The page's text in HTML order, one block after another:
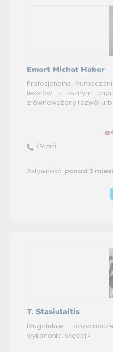
Emart Michał Haber
Profesjonalne
tekstów o różnym
zrównoważony rozwój
(Pokaż)
Aktywność: ponad 3
T. Stasiulaitis
Długoletnie
wykonanie. więcej »